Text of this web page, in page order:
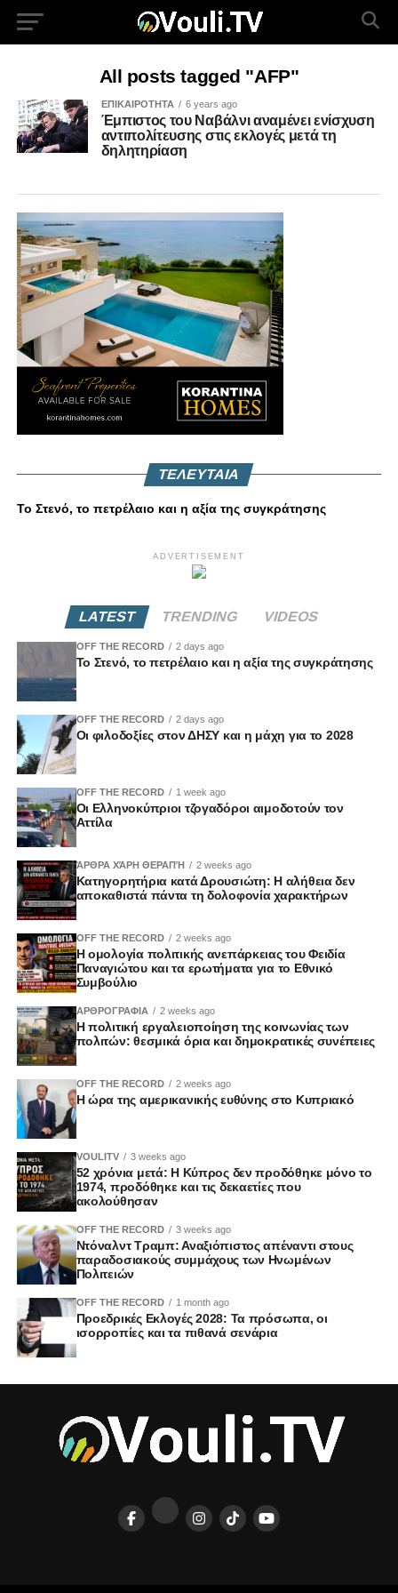
All posts tagged "AFP"
ΕΠΙΚΑΙΡΟΤΗΤΑ 6 years ago
Έμπιστος του Ναβάλνι αναμένει ενίσχυση
αντιπολίτευσης στις εκλογές μετά τη
δηλητηρίαση
ΤΕΛΕΥΤΑΙΑ
Το Στενό, το πετρέλαιο και η αξία της συγκράτησης
ADVERTISEMENT
LATEST TRENDING VIDEOS
OFF THE RECORD 2 days ago
Το Στενό, το πετρέλαιο και η αξία της συγκράτησης
OFF THE RECORD 2 days ago
Οι φιλοδοξίες στον ΔΗΣΥ και η μάχη για το 2028
OFF THE RECORD 1 week ago
Οι Ελληνοκύπριοι τζογαδόροι αιμοδοτούν τον
Αττίλα
ΆΡΘΡΑ ΧΆΡΗ ΘΕΡΑΠΉ 2 weeks ago
Κατηγορητήρια κατά Δρουσιώτη: Η αλήθεια δεν
αποκαθιστά πάντα τη δολοφονία χαρακτήρων
OFF THE RECORD 2 weeks ago
Η ομολογία πολιτικής ανεπάρκειας του Φειδία
Παναγιώτου και τα ερωτήματα για το Εθνικό
Συμβούλιο
ΑΡΘΡΟΓΡΑΦΙΑ 2 weeks ago
Η πολιτική εργαλειοποίηση της κοινωνίας των
πολιτών: θεσμικά όρια και δημοκρατικές συνέπειες
OFF THE RECORD 2 weeks ago
Η ώρα της αμερικανικής ευθύνης στο Κυπριακό
VOULITV 3 weeks ago
52 χρόνια μετά: Η Κύπρος δεν προδόθηκε μόνο το
1974, προδόθηκε και τις δεκαετίες που
ακολούθησαν
OFF THE RECORD 3 weeks ago
Ντόναλντ Τραμπ: Αναξιόπιστος απέναντι στους
παραδοσιακούς συμμάχους των Ηνωμένων
Πολιτειών
OFF THE RECORD 1 month ago
Προεδρικές Εκλογές 2028: Τα πρόσωπα, οι
ισορροπίες και τα πιθανά σενάρια